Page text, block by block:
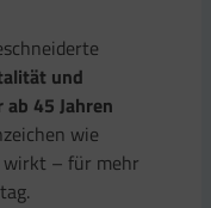
und
45 Jahren
wie
wirkt – für mehr